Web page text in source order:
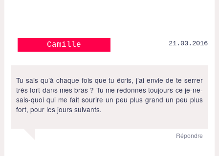
Camille 21.03.2016
Tu sais qu’à chaque fois que tu écris, j’ai envie de te serrer
très fort dans mes bras ? Tu me redonnes toujours ce je-ne-
sais-quoi qui me fait sourire un peu plus grand un peu plus
fort, pour les jours suivants.
Répondre